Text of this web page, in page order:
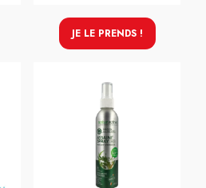
JE LE PRENDS !